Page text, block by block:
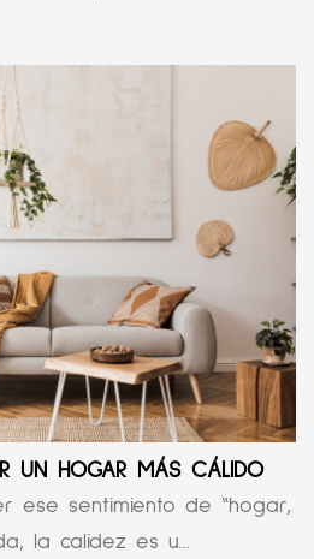
UN HOGAR MÁS CÁLIDO
ese sentimiento de “hogar,
la calidez es u...